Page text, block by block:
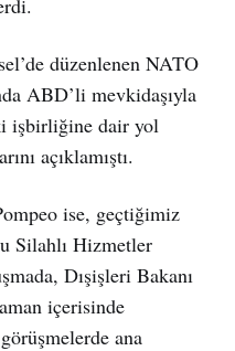
düzenlenen NATO
ABD’li mevkidaşıyla
işbirliğine dair yol
açıklamıştı.
ise, geçtiğimiz
Silahlı Hizmetler
Dışişleri Bakanı
içerisinde
ana